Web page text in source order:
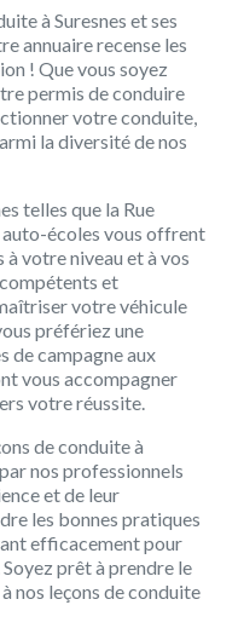
à Suresnes et ses
annuaire recense les
! Que vous soyez
permis de conduire
votre conduite,
la diversité de nos
telles que la Rue
auto-écoles vous offrent
votre niveau et à vos
et
votre véhicule
préfériez une
de campagne aux
vous accompagner
votre réussite.
de conduite à
nos professionnels
et de leur
les bonnes pratiques
efficacement pour
Soyez prêt à prendre le
nos leçons de conduite